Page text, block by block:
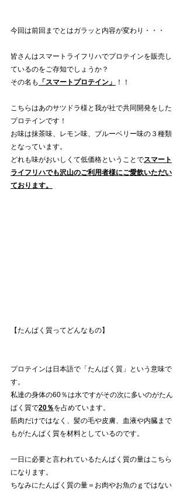
今回は前回までとはガラッと内容が変わり・・・
皆さんはスマートライフリハでプロテインを販売し
ているのをご存知でしょうか？
その名も
「スマートプロテイン」 ！！
こちらはあのサツドラ様と我が社で共同開発をした
プロテインです！
お味は抹茶味、レモン味、ブルーベリー味の３種類
となっています。
どれも味がおいしくて低価格ということでスマート
ライフリハでも沢山のご利用者様にご愛飲いただい
ております。
【たんぱく質ってどんなもの】
プロテインは日本語で「たんぱく質」という意味で
す。
私達の身体の60％は水ですがその次に多いのがたん
ぱく質で20％を占めています。
筋肉だけではなく、髪の毛や皮膚、血液や内臓まで
もがたんぱく質を材料としているのです。
一日に必要と言われているたんぱく質の量はこちら
になります。
ちなみにたんぱく質の量＝お肉やお魚のｇではない